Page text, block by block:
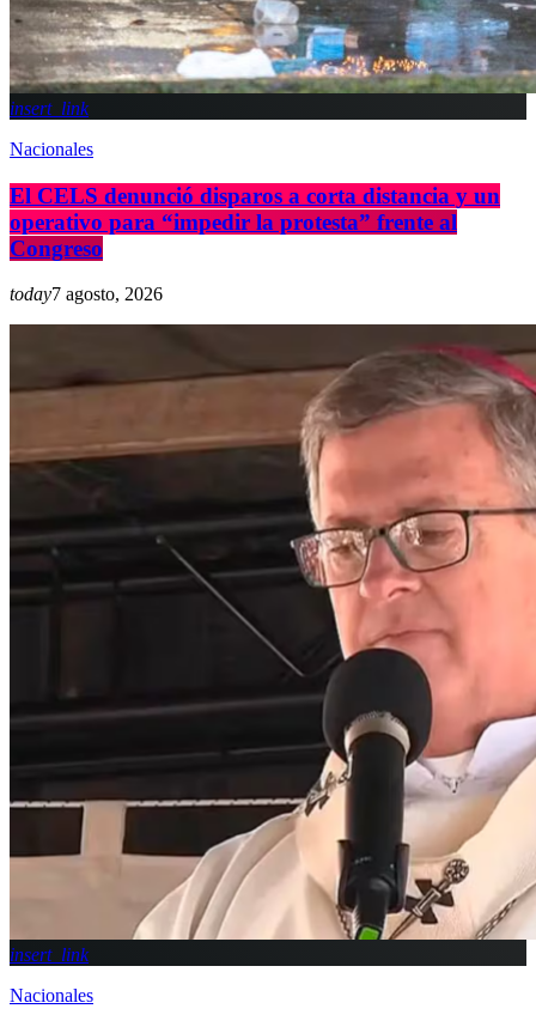
insert_link
Nacionales
El CELS denunció disparos a corta distancia y un
operativo para “impedir la protesta” frente al
Congreso
today7 agosto, 2026
insert_link
Nacionales